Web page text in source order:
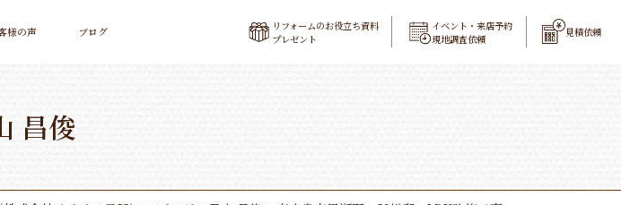
様の声 ブログ
リフォームのお役立ち資料
プレゼント
イベント・来店予約
現地調査依頼
見積依頼
昌俊